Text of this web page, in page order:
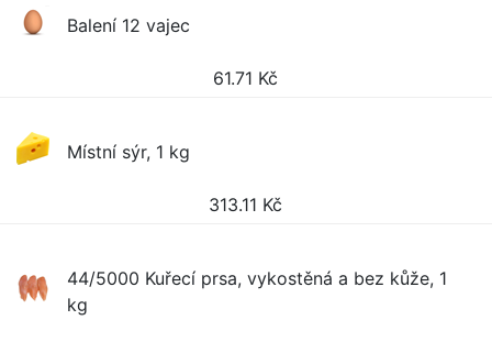
Balení 12 vajec
61.71 Kč
Místní sýr, 1 kg
313.11 Kč
44/5000 Kuřecí prsa, vykostěná a bez kůže, 1
kg